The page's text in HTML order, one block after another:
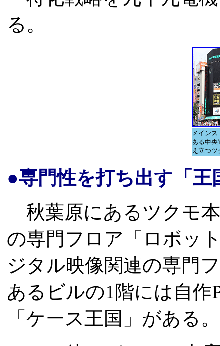
る。
メインス
ある中央
え立つツ
●専門性を打ち出す「王
秋葉原にあるツクモ
の専門フロア「ロボッ
ジタル映像関連の専門
あるビルの1階には自作
「ケース王国」がある。